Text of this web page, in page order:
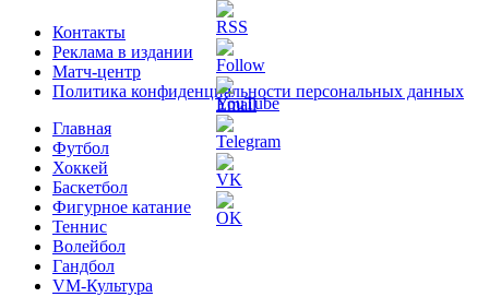
Контакты
Реклама в издании
Матч-центр
Политика конфиденциальности персональных данных
Главная
Футбол
Хоккей
Баскетбол
Фигурное катание
Теннис
Волейбол
Гандбол
VM-Культура